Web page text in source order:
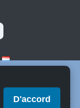
D'accord
vous consentez à
sur ce site,